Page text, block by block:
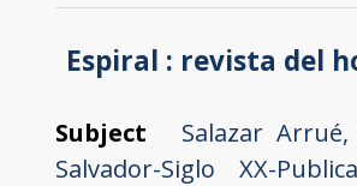
Espiral : revista del
Subject Salazar
Salvador-Siglo XX-